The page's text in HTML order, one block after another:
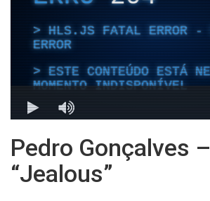
Pedro Gonçalves –
“Jealous”